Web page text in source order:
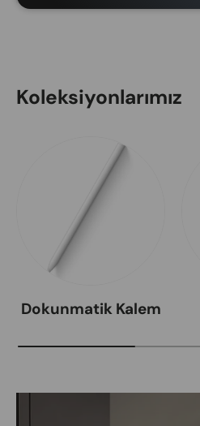
Koleksiyonlarımız
Dokunmatik Kalem